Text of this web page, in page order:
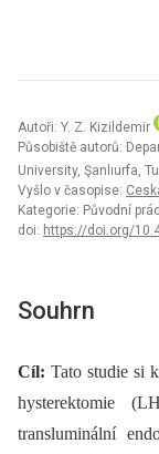
Autoři: Y. Z. Kizildemir
Působiště autorů:
University, Şanlıurfa,
Vyšlo v časopise:
Kategorie: Původní
doi: https://doi.org/
Souhrn
Cíl: Tato studie si
hysterektomie
transluminální